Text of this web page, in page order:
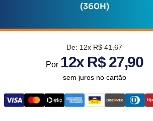
(360H)
De:12x R$ 41,67
Por 12x R$ 27,90
sem juros no cartão